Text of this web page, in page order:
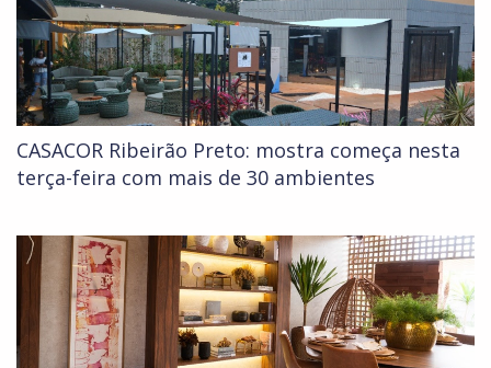
CASACOR Ribeirão Preto: mostra começa nesta
terça-feira com mais de 30 ambientes